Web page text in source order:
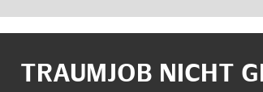
TRAUMJOB NICHT